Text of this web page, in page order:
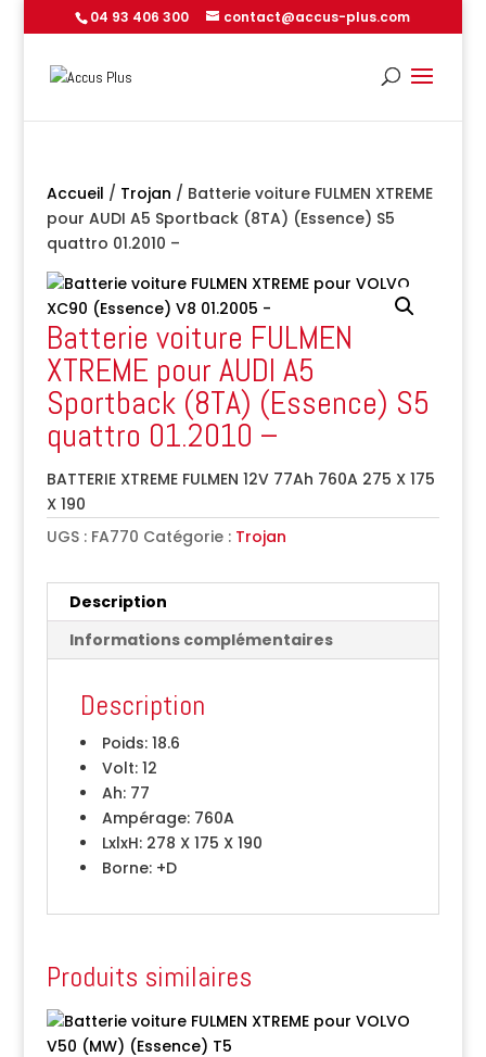
04 93 406 300 contact@accus-plus.com
Accueil / Trojan / Batterie voiture FULMEN XTREME
pour AUDI A5 Sportback (8TA) (Essence) S5
quattro 01.2010 –
Batterie voiture FULMEN
XTREME pour AUDI A5
Sportback (8TA) (Essence) S5
quattro 01.2010 –
BATTERIE XTREME FULMEN 12V 77Ah 760A 275 X 175
X 190
UGS : FA770 Catégorie : Trojan
Description
Informations complémentaires
Description
Poids:18.6
Volt:12
Ah:77
Ampérage:760A
LxlxH:278 X 175 X 190
Borne:+D
Produits similaires